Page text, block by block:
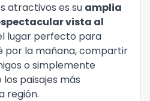
atractivos es su amplia
vista al
lugar perfecto para
por la mañana, compartir
o simplemente
paisajes más
región.